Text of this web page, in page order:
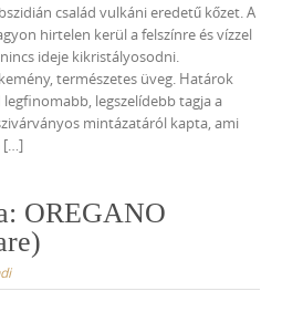
család vulkáni eredetű kőzet. A
hirtelen kerül a felszínre és vízzel
ideje kikristályosodni.
természetes üveg. Határok
legszelídebb tagja a
mintázatáról kapta, ami
[…]
OREGANO